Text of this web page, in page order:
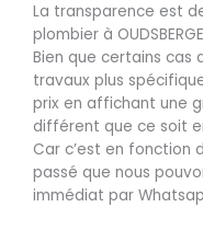
La transparence est
plombier à
Bien que certains cas
travaux plus
prix en affichant une
différent que ce soit
Car c’est en fonction
passé que nous
immédiat par